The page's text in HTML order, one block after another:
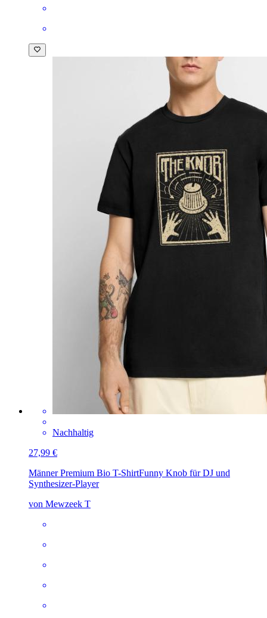
Nachhaltig
27,99 €
Männer Premium Bio T-ShirtFunny Knob für DJ und
Synthesizer-Player
von Mewzeek T